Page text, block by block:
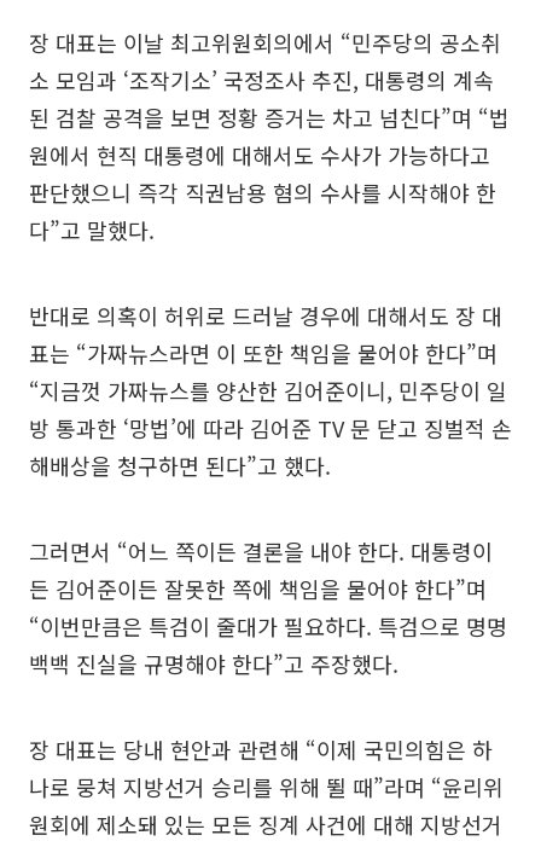
장 대표는 이날 최고위원회의에서 “민주당의 공소취
소 모임과 ‘조작기소’ 국정조사 추진, 대통령의 계속
된 검찰 공격을 보면 정황 증거는 차고 넘친다”며 “법
원에서 현직 대통령에 대해서도 수사가 가능하다고
판단했으니 즉각 직권남용 혐의 수사를 시작해야 한
다”고 말했다.
반대로 의혹이 허위로 드러날 경우에 대해서도 장 대
표는 “가짜뉴스라면 이 또한 책임을 물어야 한다”며
“지금껏 가짜뉴스를 양산한 김어준이니, 민주당이 일
방 통과한 ‘망법’에 따라 김어준 TV 문 닫고 징벌적 손
해배상을 청구하면 된다”고 했다.
그러면서 “어느 쪽이든 결론을 내야 한다. 대통령이
든 김어준이든 잘못한 쪽에 책임을 물어야 한다”며
“이번만큼은 특검이 줄대가 필요하다. 특검으로 명명
백백 진실을 규명해야 한다”고 주장했다.
장 대표는 당내 현안과 관련해 “이제 국민의힘은 하
나로 뭉쳐 지방선거 승리를 위해 뛸 때”라며 “윤리위
원회에 제소돼 있는 모든 징계 사건에 대해 지방선거